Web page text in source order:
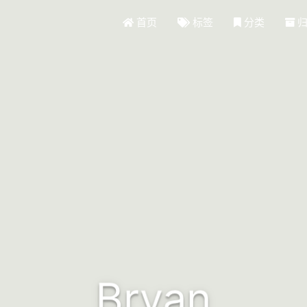
首页 标签 分类